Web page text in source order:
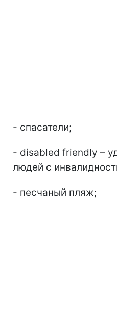
- спасатели;
- disabled friendly –
людей с
- песчаный пляж;